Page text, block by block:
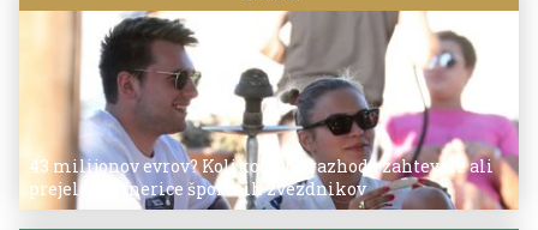
43 milijonov evrov? Koliko so po razhodu zahtevale ali
prejele partnerice športnih zvezdnikov